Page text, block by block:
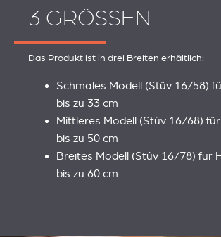
3 GRÖSSEN
Das Produkt ist in drei Breiten erhältlich:
Schmales Modell (Stûv 16/58)
bis zu 33 cm
Mittleres Modell (Stûv 16/68)
bis zu 50 cm
Breites Modell (Stûv 16/78) für
bis zu 60 cm